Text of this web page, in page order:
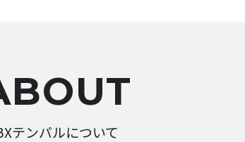
テンパルについて